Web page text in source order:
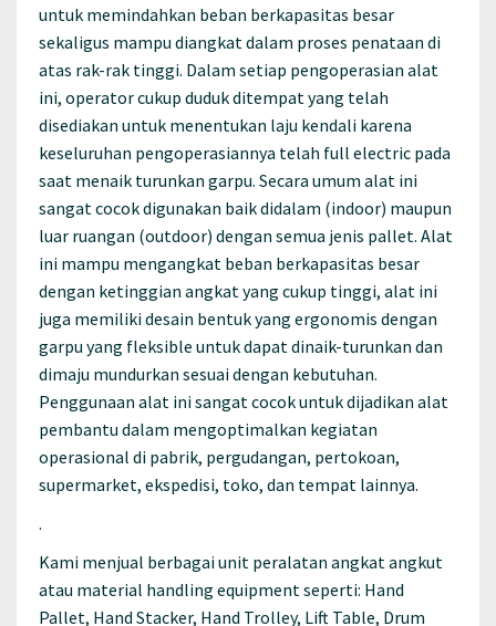
untuk memindahkan beban berkapasitas besar
sekaligus mampu diangkat dalam proses penataan di
atas rak-rak tinggi. Dalam setiap pengoperasian alat
ini, operator cukup duduk ditempat yang telah
disediakan untuk menentukan laju kendali karena
keseluruhan pengoperasiannya telah full electric pada
saat menaik turunkan garpu. Secara umum alat ini
sangat cocok digunakan baik didalam (indoor) maupun
luar ruangan (outdoor) dengan semua jenis pallet. Alat
ini mampu mengangkat beban berkapasitas besar
dengan ketinggian angkat yang cukup tinggi, alat ini
juga memiliki desain bentuk yang ergonomis dengan
garpu yang fleksible untuk dapat dinaik-turunkan dan
dimaju mundurkan sesuai dengan kebutuhan.
Penggunaan alat ini sangat cocok untuk dijadikan alat
pembantu dalam mengoptimalkan kegiatan
operasional di pabrik, pergudangan, pertokoan,
supermarket, ekspedisi, toko, dan tempat lainnya.
.
Kami menjual berbagai unit peralatan angkat angkut
atau material handling equipment seperti: Hand
Pallet, Hand Stacker, Hand Trolley, Lift Table, Drum